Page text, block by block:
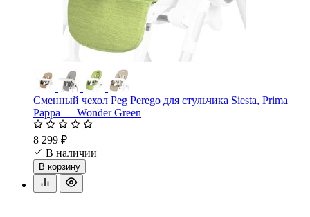
Сменный чехол Peg Perego для стульчика Siesta, Prima
Pappa — Wonder Green
8 299 ₽
В наличии
В корзину